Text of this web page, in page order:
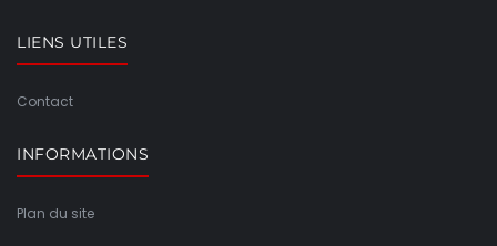
LIENS UTILES
Contact
INFORMATIONS
Plan du site